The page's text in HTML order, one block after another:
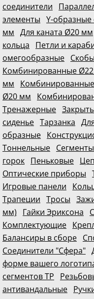
соединители
элементы Y-образные
мм Для каната Ø20 мм
кольца
Петли и
омегообразные
Комбинированные
мм
Ø20 мм
Тренажерные
сиденье Тарзанка
образные
Тоннельные
горок Пеньковые
Оптические приборы
Игровые панели
Трапеции Тросы
мм)
Гайки Эриксона
Комплектующие
Балансиры в сборе
Соединители "Сфера"
форме вашего
сегментов ТР
антивандальные